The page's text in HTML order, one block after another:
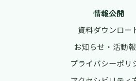
情報公開
資料ダウンロー
お知らせ・活動
プライバシーポリ